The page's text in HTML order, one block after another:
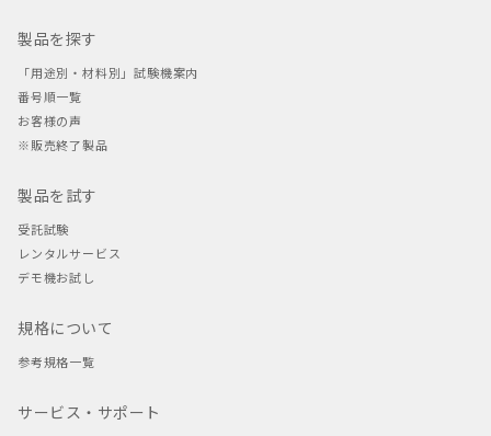
製品を探す
「用途別・材料別」試験機案内
番号順一覧
お客様の声
※販売終了製品
製品を試す
受託試験
レンタルサービス
デモ機お試し
規格について
参考規格一覧
サービス・サポート